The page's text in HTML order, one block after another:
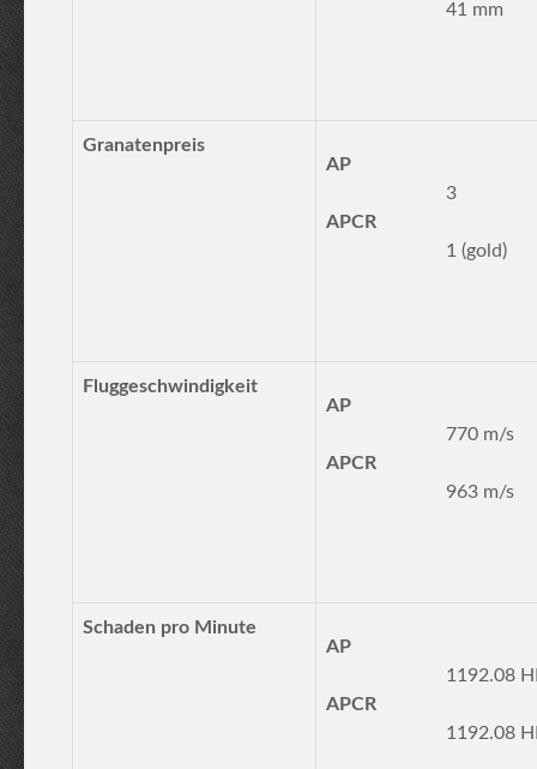
41 mm
Granatenpreis
AP
3
APCR
1 (gold)
Fluggeschwindigkeit
AP
770 m/s
APCR
963 m/s
Schaden pro Minute
AP
1192.08
APCR
1192.08